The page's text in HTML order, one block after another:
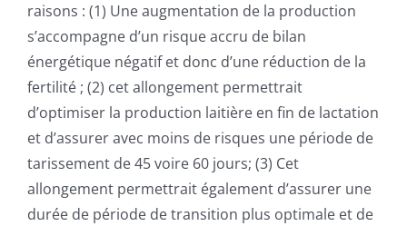
raisons : (1) Une augmentation de la production
s’accompagne d’un risque accru de bilan
énergétique négatif et donc d’une réduction de la
fertilité ; (2) cet allongement permettrait
d’optimiser la production laitière en fin de lactation
et d’assurer avec moins de risques une période de
tarissement de 45 voire 60 jours; (3) Cet
allongement permettrait également d’assurer une
durée de période de transition plus optimale et de